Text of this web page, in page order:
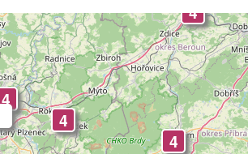
4
4
4
4